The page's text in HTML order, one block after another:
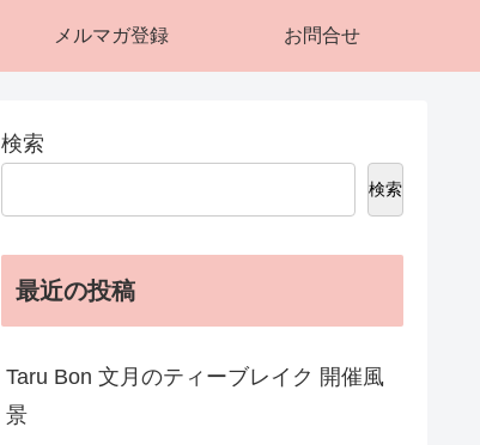
メルマガ登録 お問合せ
検索
検索
最近の投稿
Taru Bon 文月のティーブレイク 開催風
景